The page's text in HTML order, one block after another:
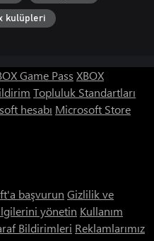
kulüpleri
Game Pass XBOX
Topluluk Standartları
hesabı Microsoft Store
başvurun Gizlilik ve
yönetin Kullanım
Bildirimleri Reklamlarımız